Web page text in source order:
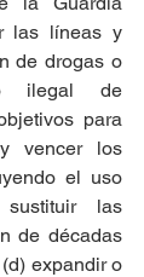
las líneas y
de drogas o
ilegal de
para
vencer los
el uso
las
de décadas
expandir o